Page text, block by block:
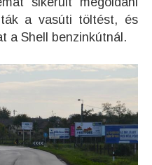
a vasúti töltést, és
a Shell benzinkútnál.